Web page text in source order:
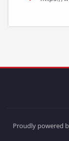
Proudly powered